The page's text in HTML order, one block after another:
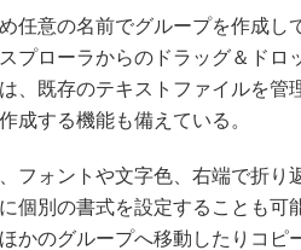
任意の名前でグループを作成し
プローラからのドラッグ＆ドロ
、既存のテキストファイルを管
成する機能も備えている。
フォントや文字色、右端で折り
個別の書式を設定することも可
かのグループへ移動したりコピ